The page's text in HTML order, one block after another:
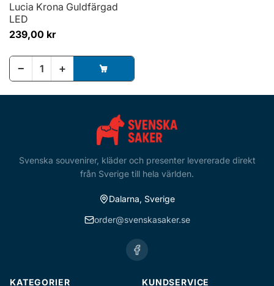
Lucia Krona Guldfärgad
LED
239,00 kr
− +
Svenska souvenirer, kläder och presenter levererade direkt
från Sverige till hela världen.
Dalarna, Sverige
order@svenskasaker.se
KATEGORIER KUNDSERVICE